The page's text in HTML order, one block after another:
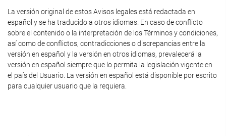
La versión original de estos Avisos legales está redactada en
español y se ha traducido a otros idiomas. En caso de conflicto
sobre el contenido o la interpretación de los Términos y condiciones,
así como de conflictos, contradicciones o discrepancias entre la
versión en español y la versión en otros idiomas, prevalecerá la
versión en español siempre que lo permita la legislación vigente en
el país del Usuario. La versión en español está disponible por escrito
para cualquier usuario que la requiera.